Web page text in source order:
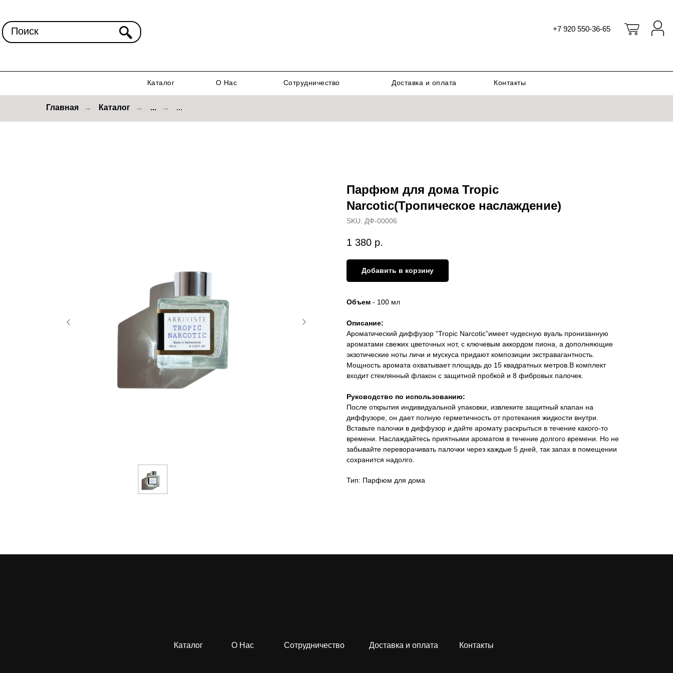
Каталог О Нас Сотрудничество Доставка и оплата Контакты
+7 920 550-36-65
Поиск
Главная → Каталог → ... → ...
Парфюм для дома Tropic
Narcotic(Тропическое наслаждение)
SKU: ДФ-00006
1 380 р.
Добавить в корзину
Объем - 100 мл
Описание:
Ароматический диффузор “Tropic Narcotic”имеет чудесную вуаль пронизанную
ароматами свежих цветочных нот, с ключевым аккордом пиона, а дополняющие
экзотические ноты личи и мускуса придают композиции экстравагантность.
Мощность аромата охватывает площадь до 15 квадратных метров.В комплект
входит стеклянный флакон с защитной пробкой и 8 фибровых палочек.
Руководство по использованию:
После открытия индивидуальной упаковки, извлеките защитный клапан на
диффузоре, он дает полную герметичность от протекания жидкости внутри.
Вставьте палочки в диффузор и дайте аромату раскрыться в течение какого-то
времени. Наслаждайтесь приятными ароматом в течение долгого времени. Но не
забывайте переворачивать палочки через каждые 5 дней, так запах в помещении
сохранится надолго.
Тип: Парфюм для дома
Каталог О Нас Сотрудничество Доставка и оплата Контакты